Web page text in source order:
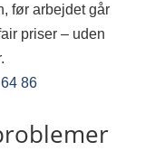
før arbejdet går
priser – uden
86